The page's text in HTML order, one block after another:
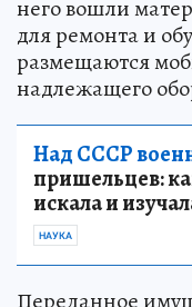
него вошли
для ремонта и
размещаются
надлежащего
Над СССР
пришельцев:
искала и
НАУКА
Переданное